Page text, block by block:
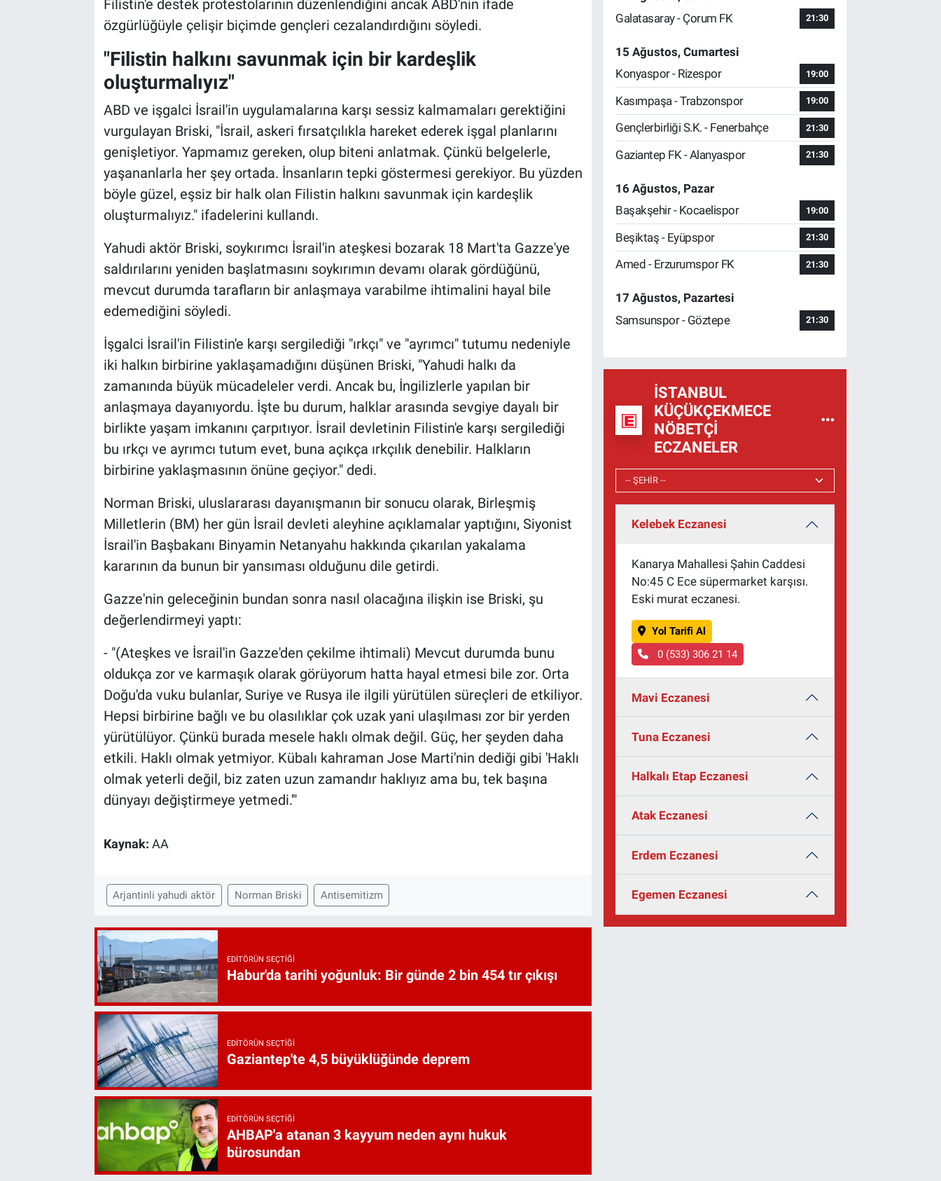
Filistin'e destek protestolarının düzenlendiğini ancak ABD'nin ifade
özgürlüğüyle çelişir biçimde gençleri cezalandırdığını söyledi.
"Filistin halkını savunmak için bir kardeşlik
oluşturmalıyız"
ABD ve işgalci İsrail'in uygulamalarına karşı sessiz kalmamaları gerektiğini
vurgulayan Briski, "İsrail, askeri fırsatçılıkla hareket ederek işgal planlarını
genişletiyor. Yapmamız gereken, olup biteni anlatmak. Çünkü belgelerle,
yaşananlarla her şey ortada. İnsanların tepki göstermesi gerekiyor. Bu yüzden
böyle güzel, eşsiz bir halk olan Filistin halkını savunmak için kardeşlik
oluşturmalıyız." ifadelerini kullandı.
Yahudi aktör Briski, soykırımcı İsrail'in ateşkesi bozarak 18 Mart'ta Gazze'ye
saldırılarını yeniden başlatmasını soykırımın devamı olarak gördüğünü,
mevcut durumda tarafların bir anlaşmaya varabilme ihtimalini hayal bile
edemediğini söyledi.
İşgalci İsrail'in Filistin'e karşı sergilediği "ırkçı" ve "ayrımcı" tutumu nedeniyle
iki halkın birbirine yaklaşamadığını düşünen Briski, "Yahudi halkı da
zamanında büyük mücadeleler verdi. Ancak bu, İngilizlerle yapılan bir
anlaşmaya dayanıyordu. İşte bu durum, halklar arasında sevgiye dayalı bir
birlikte yaşam imkanını çarpıtıyor. İsrail devletinin Filistin'e karşı sergilediği
bu ırkçı ve ayrımcı tutum evet, buna açıkça ırkçılık denebilir. Halkların
birbirine yaklaşmasının önüne geçiyor." dedi.
Norman Briski, uluslararası dayanışmanın bir sonucu olarak, Birleşmiş
Milletlerin (BM) her gün İsrail devleti aleyhine açıklamalar yaptığını, Siyonist
İsrail'in Başbakanı Binyamin Netanyahu hakkında çıkarılan yakalama
kararının da bunun bir yansıması olduğunu dile getirdi.
Gazze'nin geleceğinin bundan sonra nasıl olacağına ilişkin ise Briski, şu
değerlendirmeyi yaptı:
- "(Ateşkes ve İsrail'in Gazze'den çekilme ihtimali) Mevcut durumda bunu
oldukça zor ve karmaşık olarak görüyorum hatta hayal etmesi bile zor. Orta
Doğu'da vuku bulanlar, Suriye ve Rusya ile ilgili yürütülen süreçleri de etkiliyor.
Hepsi birbirine bağlı ve bu olasılıklar çok uzak yani ulaşılması zor bir yerden
yürütülüyor. Çünkü burada mesele haklı olmak değil. Güç, her şeyden daha
etkili. Haklı olmak yetmiyor. Kübalı kahraman Jose Marti'nin dediği gibi 'Haklı
olmak yeterli değil, biz zaten uzun zamandır haklıyız ama bu, tek başına
dünyayı değiştirmeye yetmedi.'"
Kaynak: AA
Arjantinli yahudi aktör Norman Briski Antisemitizm
EDITÖRÜN SEÇTIĞI
Habur'da tarihi yoğunluk: Bir günde 2 bin 454 tır çıkışı
EDITÖRÜN SEÇTIĞI
Gaziantep'te 4,5 büyüklüğünde deprem
EDITÖRÜN SEÇTIĞI
AHBAP'a atanan 3 kayyum neden aynı hukuk
bürosundan
Galatasaray - Çorum FK
21:30
15 Ağustos, Cumartesi
Konyaspor - Rizespor
19:00
Kasımpaşa - Trabzonspor 19:00
Gençlerbirliği S.K. - Fenerbahçe 21:30
Gaziantep FK - Alanyaspor 21:30
16 Ağustos, Pazar
Başakşehir - Kocaelispor
19:00
Beşiktaş - Eyüpspor 21:30
Amed - Erzurumspor FK 21:30
17 Ağustos, Pazartesi
Samsunspor - Göztepe
21:30
İSTANBUL
KÜÇÜKÇEKMECE
NÖBETÇI
ECZANELER
Kelebek Eczanesi
Kanarya Mahallesi Şahin Caddesi
No:45 C Ece süpermarket karşısı.
Eski murat eczanesi.
Yol Tarifi Al
0 (533) 306 21 14
Mavi Eczanesi
Tuna Eczanesi
Halkalı Etap Eczanesi
Atak Eczanesi
Erdem Eczanesi
Egemen Eczanesi